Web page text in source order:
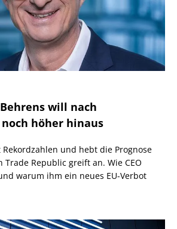
will nach
höher hinaus
und hebt die Prognose
Trade Republic greift an. Wie CEO
warum ihm ein neues EU-Verbot